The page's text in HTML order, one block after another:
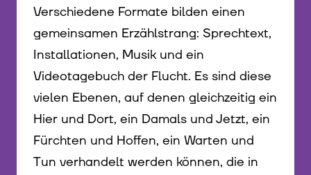
Verschiedene Formate bilden einen
gemeinsamen Erzählstrang: Sprechtext,
Installationen, Musik und ein
Videotagebuch der Flucht. Es sind diese
vielen Ebenen, auf denen gleichzeitig ein
Hier und Dort, ein Damals und Jetzt, ein
Fürchten und Hoffen, ein Warten und
Tun verhandelt werden können, die in